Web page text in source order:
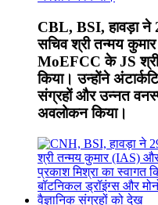
CBL, BSI, हावड़ा
सचिव श्री तन्मय
MoEFCC के JS श्री
किया। उन्होंने
संग्रहों और उन्नत
अवलोकन किया।